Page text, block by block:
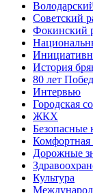
Советский
Фокинский
История
80 лет
Интервью
Городская
ЖКХ
Безопасные
Комфортная
Дорожные
Культура